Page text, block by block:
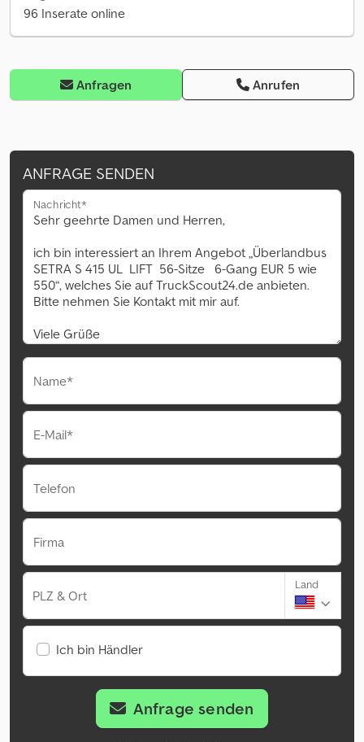
96 Inserate online
Anfragen Anrufen
ANFRAGE SENDEN
Nachricht*
Name*
E-Mail*
Telefon
Firma
PLZ & Ort
Land
Ich bin Händler
Anfrage senden